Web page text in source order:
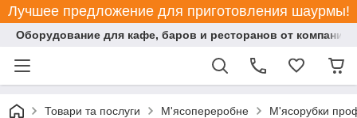
Лучшее предложение для приготовления шаурмы!
Оборудование для кафе, баров и ресторанов от компании
Товари та послуги М'ясопереробне М'ясорубки